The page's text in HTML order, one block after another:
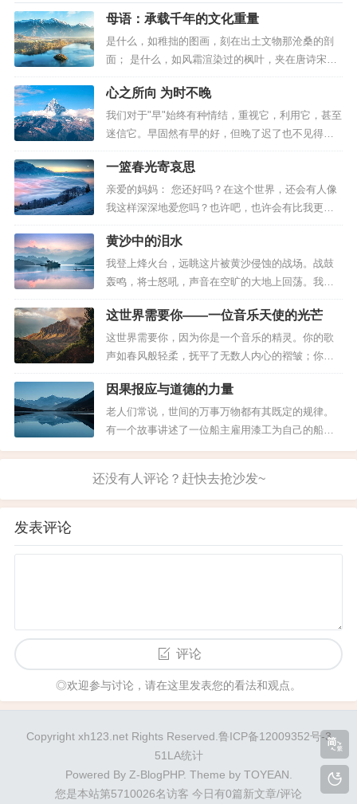
母语：承载千年的文化重量
是什么，如稚拙的图画，刻在出土文物那沧桑的剖
面； 是什么，如风霜渲染过的枫叶，夹在唐诗宋词
发黄的纸页间； 是什么，如行云流水，从老人的唇
齿间娓娓道来，印在纳凉顽童神往的双眸； 又是什
么，千百年来在中华大地遍地流淌、生生不息... 母
语：文化的重量与韵律 是母语。是母亲亲切的话
语，是中华民族...
心之所向 为时不晚
我们对于"早"始终有种情结，重视它，利用它，甚至
迷信它。早固然有早的好，但晚了迟了也不见得不
能转变成早。 现今社会经济发达了，且多是独生子
女。在教育孩子的问题上父母是既倾注财力更倾注
心力，唯恐自己的孩子晚了，迟了，慢了，被同龄
的孩子们甩到后头去了。所以大家争的就是一个
字：早！还在娘胎里就贴着肚皮放...
一篮春光寄哀思
亲爱的妈妈： 您还好吗？在这个世界，还会有人像
我这样深深地爱您吗？也许吧，也许会有比我更加
孝顺的女儿为您端上热汤，在每个午后陪伴您的左
右。或许您此刻正在过着无忧的生活。 然而，亲爱
的妈妈，女儿的心中始终无法释怀…… 每个寂静深
夜、每段孤寂小路、每个落寞窗前，思念便如潮水
般涌来。我独自垂泪，任由...
黄沙中的泪水
我登上烽火台，远眺这片被黄沙侵蚀的战场。战鼓
轰鸣，将士怒吼，声音在空旷的大地上回荡。我的
心如平静的湖面，泛起层层涟漪。手心紧握着一滴
水，这便是我的全部世界。 在漫漫黄沙中，那滴水
已不再清澈，多了几分浑浊与苦涩。其实，这不是
一滴水，而是一滴泪。 仿佛昨日，我怀揣一颗少女
的心，带着一匹瘦马、一个包裹...
这世界需要你——一位音乐天使的光芒
这世界需要你，因为你是一个音乐的精灵。你的歌
声如春风般轻柔，抚平了无数人内心的褶皱；你的
旋律如清泉般流淌，滋润着每一颗干涸的心灵。在
那些安静的夜晚，戴着耳机聆听你的作品，仿佛整
个世界都沉浸在温柔的旋律中无法自拔。你用音符
编织出一幅幅动人的画面：清明雨中的思念，断桥
因果报应与道德的力量
老人们常说，世间的万事万物都有其既定的规律。
有一个故事讲述了一位船主雇用漆工为自己的船只
刷漆的经历。细心的漆工在刷漆过程中意外发现了
补完整。事后，船主不仅支付了原本约定的工钱，
还额外赠送了一份厚礼。漆工感到不解，询问其中
发表评论
评论
◎欢迎参与讨论，请在这里发表您的看法和观点。
Copyright xh123.net Rights Reserved.鲁ICP备12009352号-3
51LA统计
Powered By Z-BlogPHP. Theme by TOYEAN
您是本站第5710026名访客 今日有0篇新文章/评论